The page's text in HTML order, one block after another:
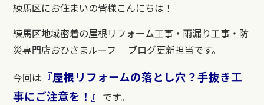
練馬区にお住まいの皆様こんにちは！
練馬区地域密着の屋根リフォーム工事・雨漏り工事・防
災専門店おひさまルーフ ブログ更新担当です。
今回は 『屋根リフォームの落とし穴？手抜き工
事にご注意を！』 です。